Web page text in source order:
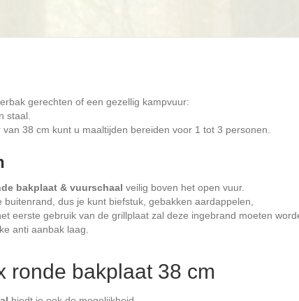
gerechten of een gezellig kampvuur:
staal.
38 cm kunt u maaltijden bereiden voor 1 tot 3 personen.
bakplaat & vuurschaal veilig boven het open vuur.
dus je kunt biefstuk, gebakken aardappelen,
eerste gebruik van de grillplaat zal deze ingebrand moeten
anti aanbak laag.
ronde bakplaat 38 cm